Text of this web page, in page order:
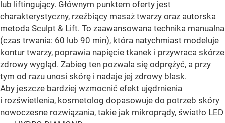
lub liftingujący. Głównym punktem oferty jest
charakterystyczny, rzeźbiący masaż twarzy oraz autorska
metoda Sculpt & Lift. To zaawansowana technika manualna
(czas trwania: 60 lub 90 min), która natychmiast modeluje
kontur twarzy, poprawia napięcie tkanek i przywraca skórze
zdrowy wygląd. Zabieg ten pozwala się odprężyć, a przy
tym od razu unosi skórę i nadaje jej zdrowy blask.
Aby jeszcze bardziej wzmocnić efekt ujędrnienia
i rozświetlenia, kosmetolog dopasowuje do potrzeb skóry
nowoczesne rozwiązania, takie jak mikroprądy, światło LED